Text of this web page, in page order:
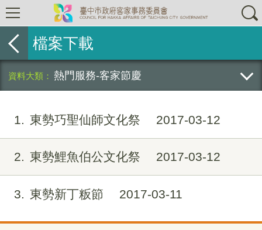
檔案下載
熱門服務-客家節慶
1 東勢巧聖仙師文化祭 2017-03-12
2 東勢鯉魚伯公文化祭 2017-03-12
3 東勢新丁粄節 2017-03-11